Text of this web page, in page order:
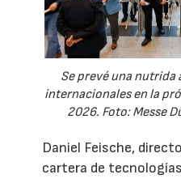
Se prevé una
internacionales en la
2026. Foto: Messe
Daniel Feische,
cartera de